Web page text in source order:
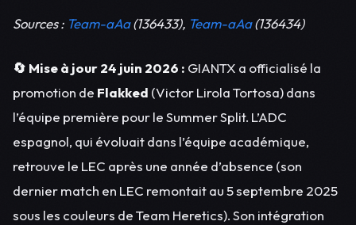
Sources : Team-aAa(136433), Team-aAa(136434)
🔄 Mise à jour 24 juin 2026 : GIANTX a officialisé la
promotion de Flakked (Victor Lirola Tortosa) dans
l’équipe première pour le Summer Split. L’ADC
espagnol, qui évoluait dans l’équipe académique,
retrouve le LEC après une année d’absence (son
dernier match en LEC remontait au 5 septembre 2025
sous les couleurs de Team Heretics). Son intégration